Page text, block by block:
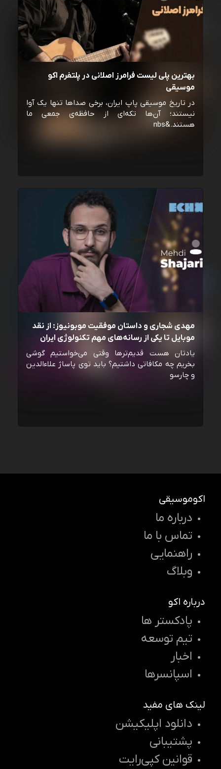
بهترین پلی لیست فرامرز اصلانی در پلتفرم اکو
موسیقی
در تاریخ موسیقی پاپ ایران، برخی صداها تنها یک آوا
نیستند؛ آن‌ها تکه‌ای از حافظه‌ی جمعی ما
هستند.&nbs
مهدی شجاری و داستان موفقیت موبونیوز: از نقد
موبایل تا یکی از رسانه‌‌های مهم تکنولوژی ایران
یادتان هست قدیم‌ترها وقتی می‌خواستیم گوشی
بخریم چه مکافاتی داشتیم؟ باید توی پاساژ علاءالدین
و چارسو
اکوموسیقی
درباره ما
تماس با ما
راهنمایی
وبلاگ
درباره اکو
پادکستر ها
تیم توسعه
اخبار
اسپانسرها
لینک های مفید
دانلود اپلیکیشن
پشتیبانی
قوانین کپی‌رایت